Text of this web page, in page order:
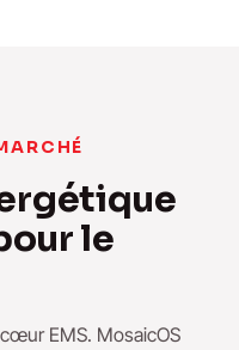
le
EMS. MosaicOS